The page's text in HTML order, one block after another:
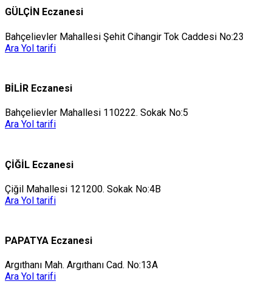
GÜLÇİN Eczanesi
Bahçelievler Mahallesi Şehit Cihangir Tok Caddesi No:23
Ara Yol tarifi
BİLİR Eczanesi
Bahçelievler Mahallesi 110222. Sokak No:5
Ara Yol tarifi
ÇİĞİL Eczanesi
Çiğil Mahallesi 121200. Sokak No:4B
Ara Yol tarifi
PAPATYA Eczanesi
Argıthanı Mah. Argıthanı Cad. No:13A
Ara Yol tarifi